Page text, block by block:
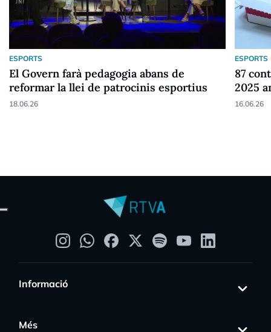
ESPORTS
El Govern farà pedagogia abans de
reformar la llei de patrocinis esportius
18.06.26
ESPORTS
87
2025
16.06.26
Informació
Més